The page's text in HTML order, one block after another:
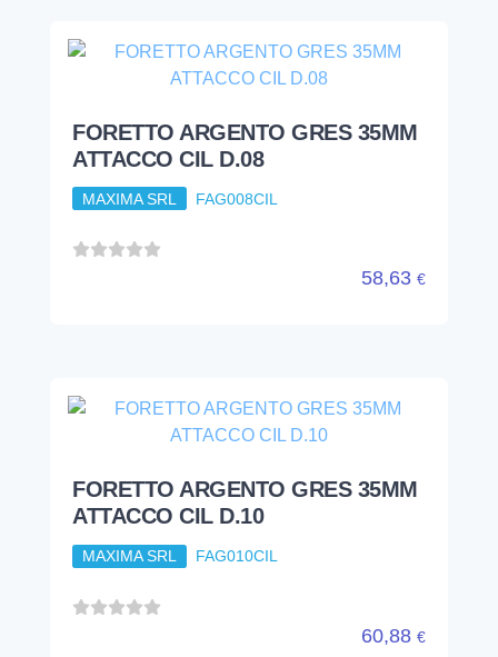
FORETTO ARGENTO GRES 35MM
ATTACCO CIL D.08
MAXIMA SRL FAG008CIL
58,63 €
FORETTO ARGENTO GRES 35MM
ATTACCO CIL D.10
MAXIMA SRL FAG010CIL
60,88 €